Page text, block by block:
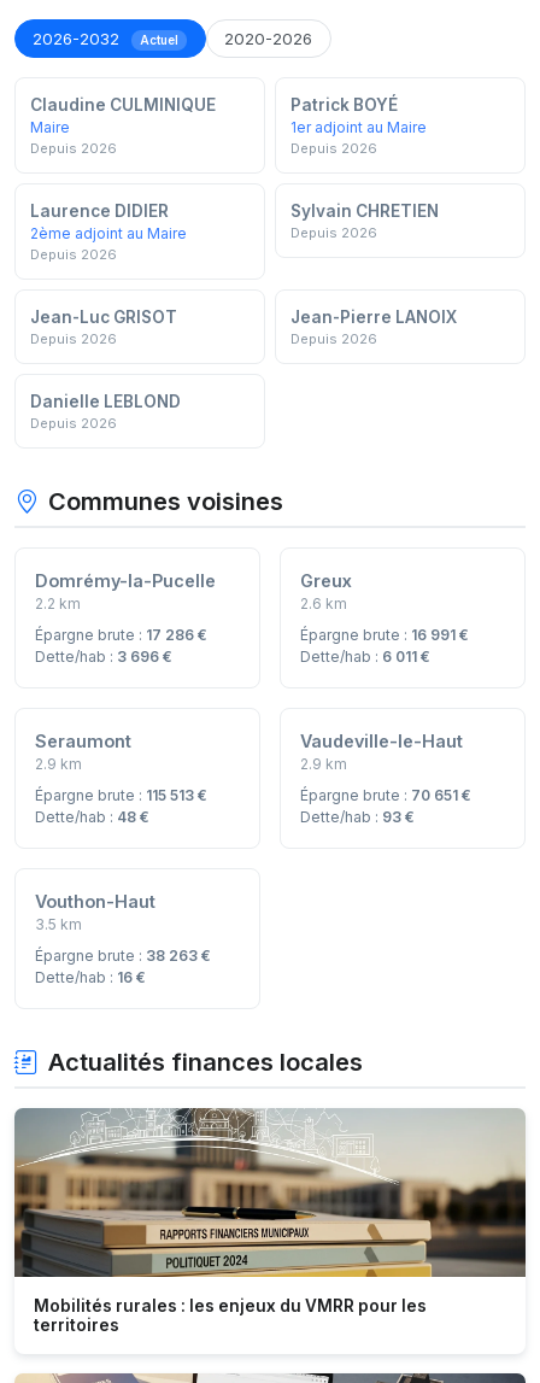
2026-2032 Actuel 2020-2026
Claudine CULMINIQUE
Maire
Depuis 2026
Patrick BOYÉ
1er adjoint au Maire
Depuis 2026
Laurence DIDIER
2ème adjoint au Maire
Depuis 2026
Sylvain CHRETIEN
Depuis 2026
Jean-Luc GRISOT
Depuis 2026
Jean-Pierre LANOIX
Depuis 2026
Danielle LEBLOND
Depuis 2026
Communes voisines
Domrémy-la-Pucelle
2.2 km
Épargne brute : 17 286 €
Dette/hab : 3 696 €
Greux
2.6 km
Épargne brute : 16 991 €
Dette/hab : 6 011 €
Seraumont
2.9 km
Épargne brute : 115 513 €
Dette/hab : 48 €
Vaudeville-le-Haut
2.9 km
Épargne brute : 70 651 €
Dette/hab : 93 €
Vouthon-Haut
3.5 km
Épargne brute : 38 263 €
Dette/hab : 16 €
Actualités finances locales
Mobilités rurales : les enjeux du VMRR pour les
territoires